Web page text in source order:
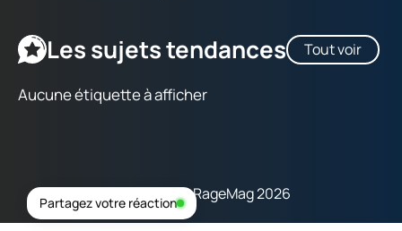
Les sujets tendances Tout voir
Aucune étiquette à afficher
Copyright © RageMag 2026
Partagez votre réaction